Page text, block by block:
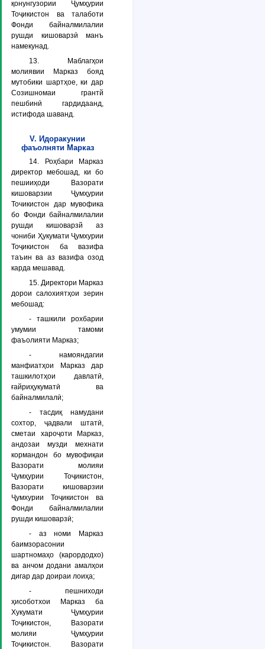
қонунгузории Ҷумҳурии
Тоҷикистон ва талаботи
Фонди байналмилалии
рушди кишоварзӣ манъ
намекунад.
13. Маблагҳои
молиявии Марказ бояд
мутобики шартҳое, ки дар
Созишномаи грантй
пешбинӣ гардидаанд,
истифода шаванд.
V. Идоракунии
фаъолняти Марказ
14. Роҳбари Марказ
директор мебошад, ки бо
пешииҳоди Вазорати
кишоварзии Ҷумҳурии
Точикистон дар мувофика
бо Фонди байналмилалии
рушди кишоварзй аз
чониби Ҳукумати Ҷумхурии
Тоҷикистон ба вазифа
таъин ва аз вазифа озод
карда мешавад.
15. Директори Марказ
дорои салохиятҳои зерин
мебошад:
- ташкили рохбарии
умумии тамоми
фаъолияти Марказ;
- намояндагии
манфиатҳои Марказ дар
ташкилотҳои давлатӣ,
ғайриҳукуматӣ ва
байналмилалӣ;
- тасдиқ намудани
сохтор, ҷадвали штатӣ,
сметаи хароҷоти Марказ,
андозаи музди мехнати
кормандон бо мувофиқаи
Вазорати молияи
Ҷумҳурии Тоҷикистон,
Вазорати кишоварзии
Ҷумхурии Тоҷикистон ва
Фонди байналмилалии
рушди кишоварзӣ;
- аз номи Марказ
баимзорасонии
шартномаҳо (карордодхо)
ва анчом додани амалҳои
дигар дар доираи лоиҳа;
- пешниходи
ҳисоботхои Марказ ба
Хукумати Ҷумҳурии
Тоҷикистон, Вазорати
молияи Ҷумҳурии
Тоҷикистон. Вазорати